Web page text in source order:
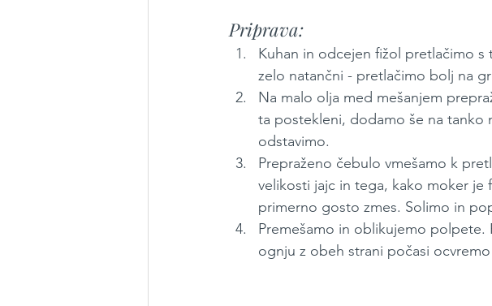
Priprava:
Kuhan in odcejen fižol pretlačimo
zelo natančni - pretlačimo bolj na
Na malo olja med mešanjem
ta postekleni, dodamo še na tanko
odstavimo.
Prepraženo čebulo vmešamo k
velikosti jajc in tega, kako moker
primerno gosto zmes. Solimo in
Premešamo in oblikujemo polpete.
ognju z obeh strani počasi